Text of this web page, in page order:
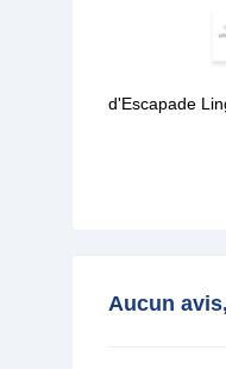
d'Escapade
Aucun